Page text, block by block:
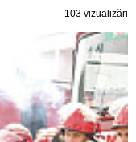
103 vizualizări